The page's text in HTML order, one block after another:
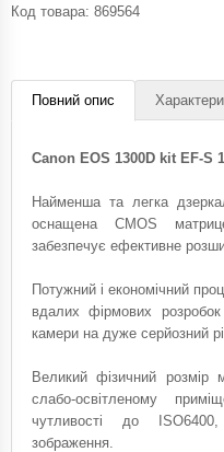
Код товара: 869564
Повний опис
Canon EOS 1300D kit EF-S
Найменша та легка
оснащена CMOS
забезпечує ефективне
Потужний і економічний
вдалих фірмових розробок
камери на дуже серйозний
Великий фізичний розмір
слабо-освітленому
чутливості до
зображення.